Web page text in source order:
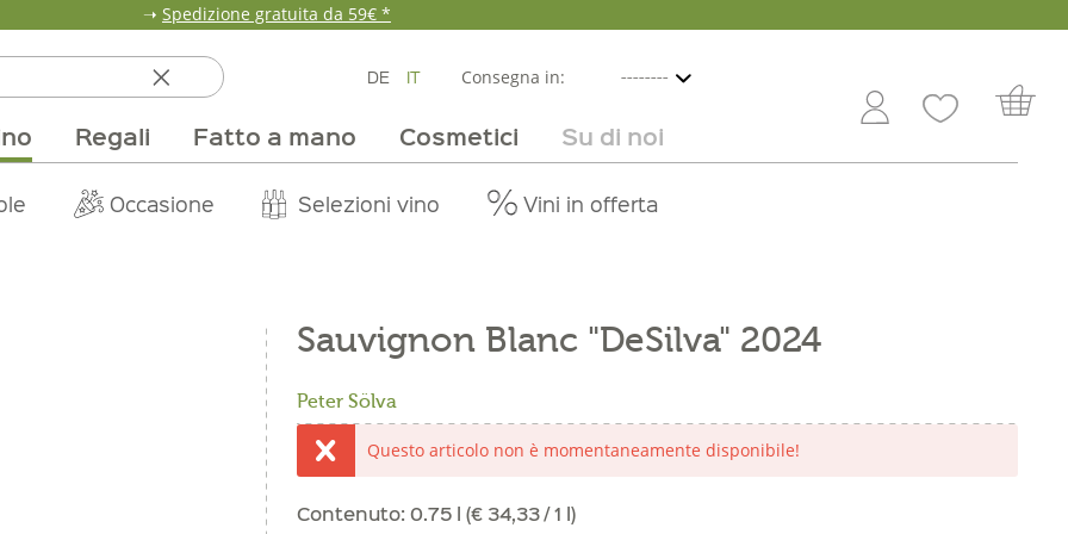
➝ Spedizione gratuita da 59€ *
DE IT Consegna in:
Regali Fatto a mano Cosmetici Su di noi
Mondo delle fragole Mondo delle albicocche
Pane, pasta e cereali Provviste Frutta e verdura
Occasione Selezioni vino Vini in offerta
Borse e confezioni
& fragranze
Team Nostri mercati Pur Exclusive Online Rivenditori
Sauvignon Blanc "DeSilva" 2024
Peter Sölva
Questo articolo non è momentaneamente disponibile!
Contenuto:0.75 l (€ 34,33 / 1 l)